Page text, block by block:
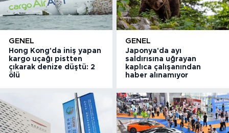
GENEL
Hong Kong'da iniş yapan
kargo uçağı pistten
çıkarak denize düştü: 2
ölü
GENEL
Japonya'da ayı
saldırısına uğrayan
kaplıca çalışanından
haber alınamıyor